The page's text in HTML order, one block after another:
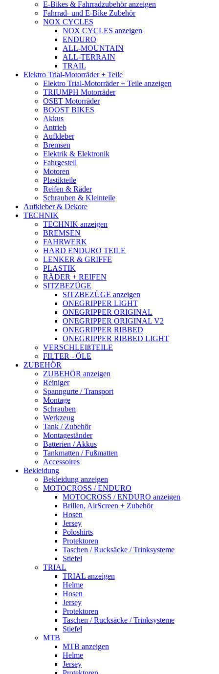
E-Bikes & Fahrradzubehör anzeigen
Fahrrad- und E-Bike Zubehör
NOX CYCLES
NOX CYCLES anzeigen
ENDURO
ALL-MOUNTAIN
ALL-TERRAIN
TRAIL
Elektro Trial-Motorräder + Teile
Elektro Trial-Motorräder + Teile anzeigen
TRIUMPH Motorräder
OSET Motorräder
BOOST BIKES
Akkus
Antrieb
Aufkleber
Bremsen
Elektrik & Elektronik
Fahrgestell
Motoren
Plastikteile
Reifen & Räder
Schrauben & Kleinteile
Aufkleber & Dekore
TECHNIK
TECHNIK anzeigen
BREMSEN
FAHRWERK
HARD ENDURO TEILE
LENKER & GRIFFE
PLASTIK
RÄDER + REIFEN
SITZBEZÜGE
SITZBEZÜGE anzeigen
ONEGRIPPER LIGHT
ONEGRIPPER ORIGINAL
ONEGRIPPER ORIGINAL V2
ONEGRIPPER RIBBED
ONEGRIPPER RIBBED LIGHT
VERSCHLEIßTEILE
FILTER - ÖLE
ZUBEHÖR
ZUBEHÖR anzeigen
Reiniger
Spanngurte / Transport
Montage
Schrauben
Werkzeug
Tank / Zubehör
Montageständer
Batterien / Akkus
Tankmatten / Fußmatten
Accessoires
Bekleidung
Bekleidung anzeigen
MOTOCROSS / ENDURO
MOTOCROSS / ENDURO anzeigen
Brillen, AirScreen + Zubehör
Hosen
Jersey
Poloshirts
Protektoren
Taschen / Rucksäcke / Trinksysteme
Stiefel
TRIAL
TRIAL anzeigen
Helme
Hosen
Jersey
Protektoren
Taschen / Rucksäcke / Trinksysteme
Stiefel
MTB
MTB anzeigen
Helme
Jersey